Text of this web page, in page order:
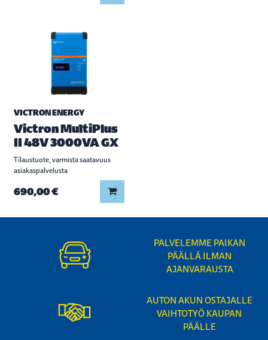
VICTRON ENERGY
Victron MultiPlus
II 48V 3000VA GX
Tilaustuote, varmista saatavuus
asiakaspalvelusta
690,00 € Lisää koriin
PALVELEMME PAIKAN
PÄÄLLÄ ILMAN
AJANVARAUSTA
AUTON AKUN OSTAJALLE
VAIHTOTYÖ KAUPAN
PÄÄLLE